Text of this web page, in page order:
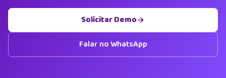
Solicitar Demo
Falar no WhatsApp